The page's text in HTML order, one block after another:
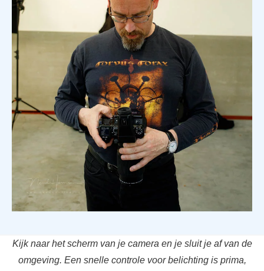
Kijk naar het scherm van je camera en je sluit je af van de
omgeving. Een snelle controle voor belichting is prima,